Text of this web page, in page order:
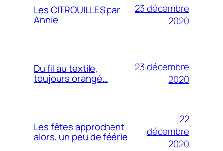
Les CITROUILLES par
Annie
23 décembre
2020
Du fil au textile,
toujours orangé…
23 décembre
2020
Les fêtes approchent
alors, un peu de féérie
22
décembre
2020